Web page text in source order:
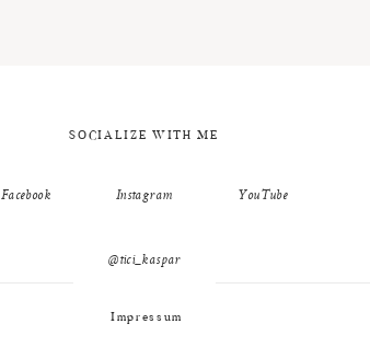
SOCIALIZE WITH ME
Facebook Instagram YouTube
@tici_kaspar
Impressum